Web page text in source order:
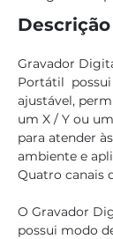
Descrição
Gravador
Portátil
ajustável,
um X / Y ou
para atender
ambiente e
Quatro canais
O Gravador
possui modo